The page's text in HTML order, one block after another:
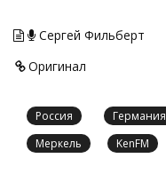
Сергей Фильберт
Оригинал
Россия Германия
Меркель
KenFM